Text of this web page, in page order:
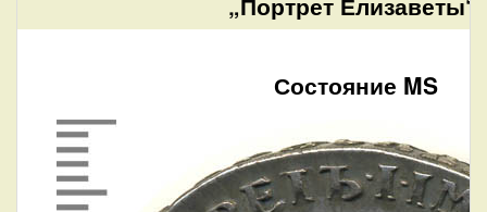
Состояние MS